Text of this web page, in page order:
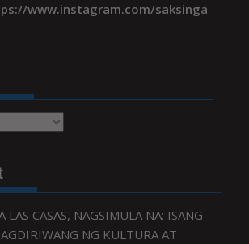
www.instagram.com/saksinga
LAS CASAS, NAGSIMULA NA: ISANG
NG KULTURA AT